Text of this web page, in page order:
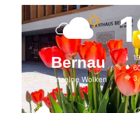
Bernau
Einzelne Wolken